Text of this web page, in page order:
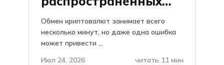
проблем при обмене
криптовалют: как их
избежать
Обмен криптовалют занимает всего
несколько минут, но даже одна ошибка
может привести ...
Июл 24, 2026
читать 11 мин